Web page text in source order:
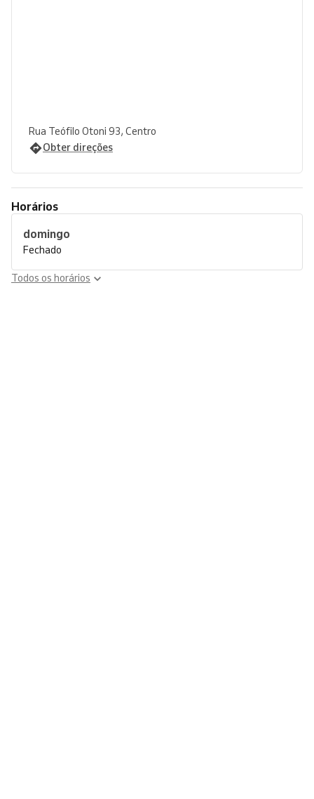
Rua Teófilo Otoni 93, Centro
Obter direções
Horários
domingo
Fechado
Todos os horários